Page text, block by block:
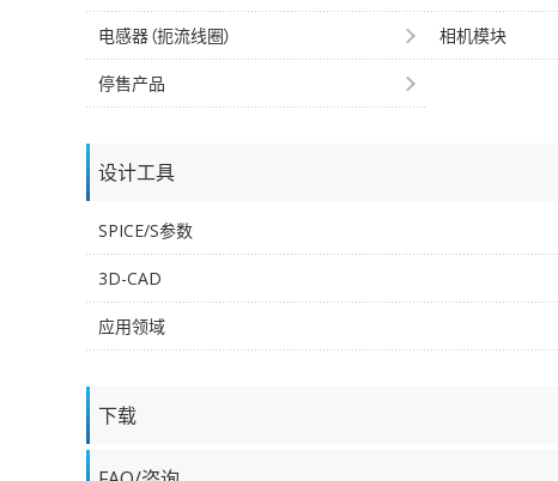
电感器（扼流线圈） 相机模块
停售产品
设计工具
SPICE/S参数
3D-CAD
应用领域
下载